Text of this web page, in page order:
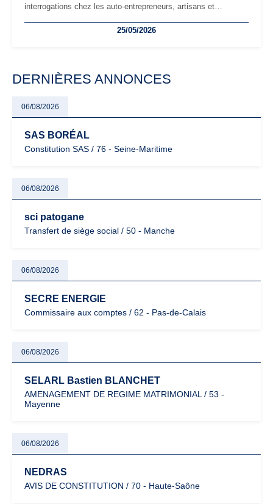
interrogations chez les auto-entrepreneurs, artisans et
facturation ou risque de bascule vers la TVA : les règles
25/05/2026
DERNIÈRES ANNONCES
06/08/2026
SAS BORÉAL
Constitution SAS / 76 - Seine-Maritime
06/08/2026
sci patogane
Transfert de siège social / 50 - Manche
06/08/2026
SECRE ENERGIE
Commissaire aux comptes / 62 - Pas-de-Calais
06/08/2026
SELARL Bastien BLANCHET
AMENAGEMENT DE REGIME MATRIMONIAL / 53 -
Mayenne
06/08/2026
NEDRAS
AVIS DE CONSTITUTION / 70 - Haute-Saône